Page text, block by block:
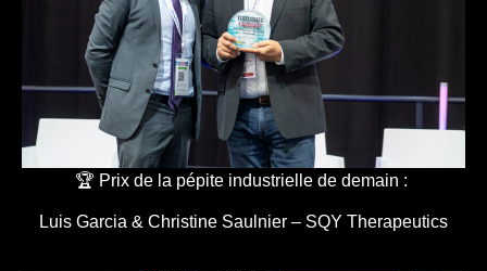
🏆 Prix de la pépite industrielle de demain :
Luis Garcia & Christine Saulnier – SQY Therapeutics